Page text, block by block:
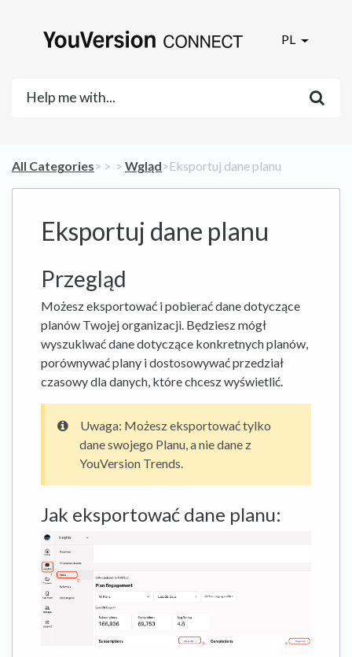
PL
All Categories​>​ ​ > ​ ​ > ​ ​Wgląd​>​ Eksportuj dane planu
Eksportuj dane planu
Przegląd
Możesz eksportować i pobierać dane dotyczące
planów Twojej organizacji. Będziesz mógł
wyszukiwać dane dotyczące konkretnych planów,
porównywać plany i dostosowywać przedział
czasowy dla danych, które chcesz wyświetlić.
Uwaga: Możesz eksportować tylko
dane swojego Planu, a nie dane z
YouVersion Trends.
Jak eksportować dane planu: